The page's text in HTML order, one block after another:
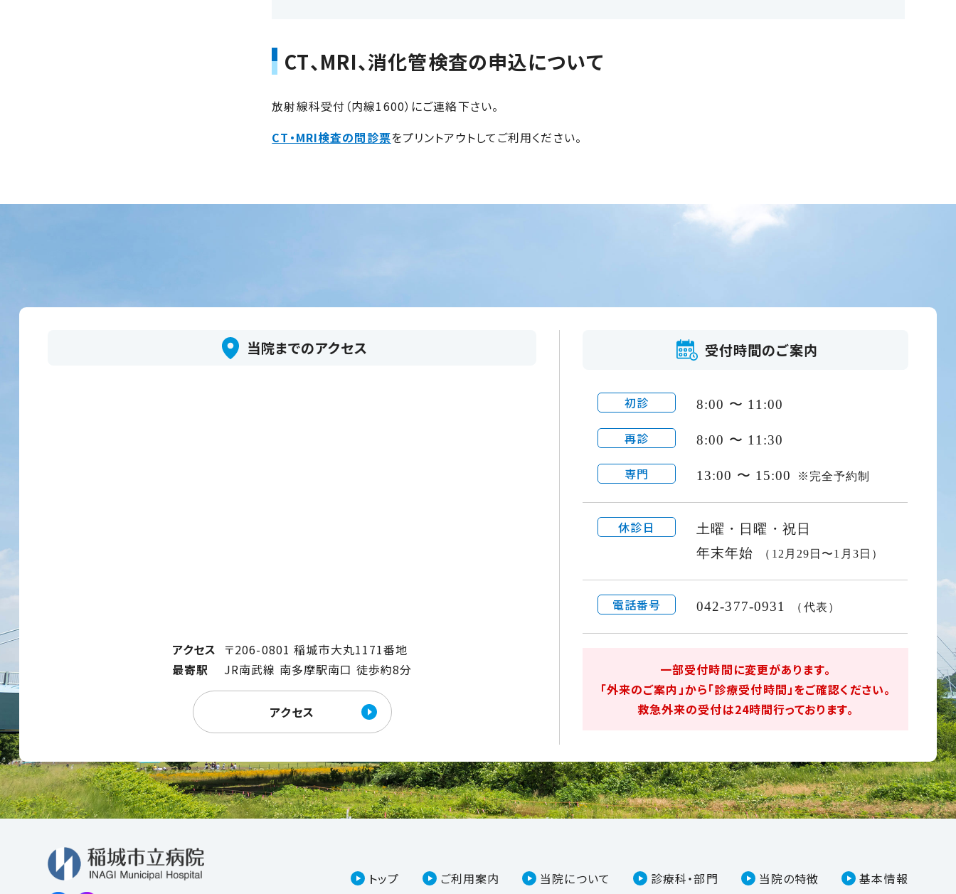
CT、MRI、消化管検査の申込について
放射線科受付（内線1600）にご連絡下さい。
CT・MRI検査の問診票をプリントアウトしてご利用ください。
当院までのアクセス
アクセス
〒206-0801 稲城市大丸1171番地
最寄駅
JR南武線 南多摩駅南口 徒歩約8分
アクセス
受付時間のご案内
初診 8:00 〜 11:00
再診 8:00 〜 11:30
専門 13:00 〜 15:00 ※完全予約制
休診日
土曜・日曜・祝日
年末年始
（12月29日〜1月3日）
電話番号 042-377-0931 （代表）
一部受付時間に変更があります。
「外来のご案内」から「診療受付時間」をご確認ください。
救急外来の受付は24時間行っております。
トップ ご利用案内 当院について 診療科・部門 当院の特徴 基本情報